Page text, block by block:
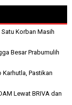
Korban Masih
Besar Prabumulih
Pastikan
Lewat BRIVA dan